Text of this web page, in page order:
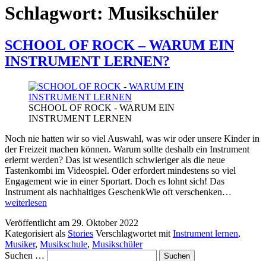
Schlagwort: Musikschüler
SCHOOL OF ROCK – WARUM EIN
INSTRUMENT LERNEN?
SCHOOL OF ROCK - WARUM EIN
INSTRUMENT LERNEN
Noch nie hatten wir so viel Auswahl, was wir oder unsere Kinder in
der Freizeit machen können. Warum sollte deshalb ein Instrument
erlernt werden? Das ist wesentlich schwieriger als die neue
Tastenkombi im Videospiel. Oder erfordert mindestens so viel
Engagement wie in einer Sportart. Doch es lohnt sich! Das
Instrument als nachhaltiges GeschenkWie oft verschenken…
weiterlesen
Veröffentlicht am 29. Oktober 2022
Kategorisiert als Stories Verschlagwortet mit Instrument lernen,
Musiker, Musikschule, Musikschüler
Suchen …